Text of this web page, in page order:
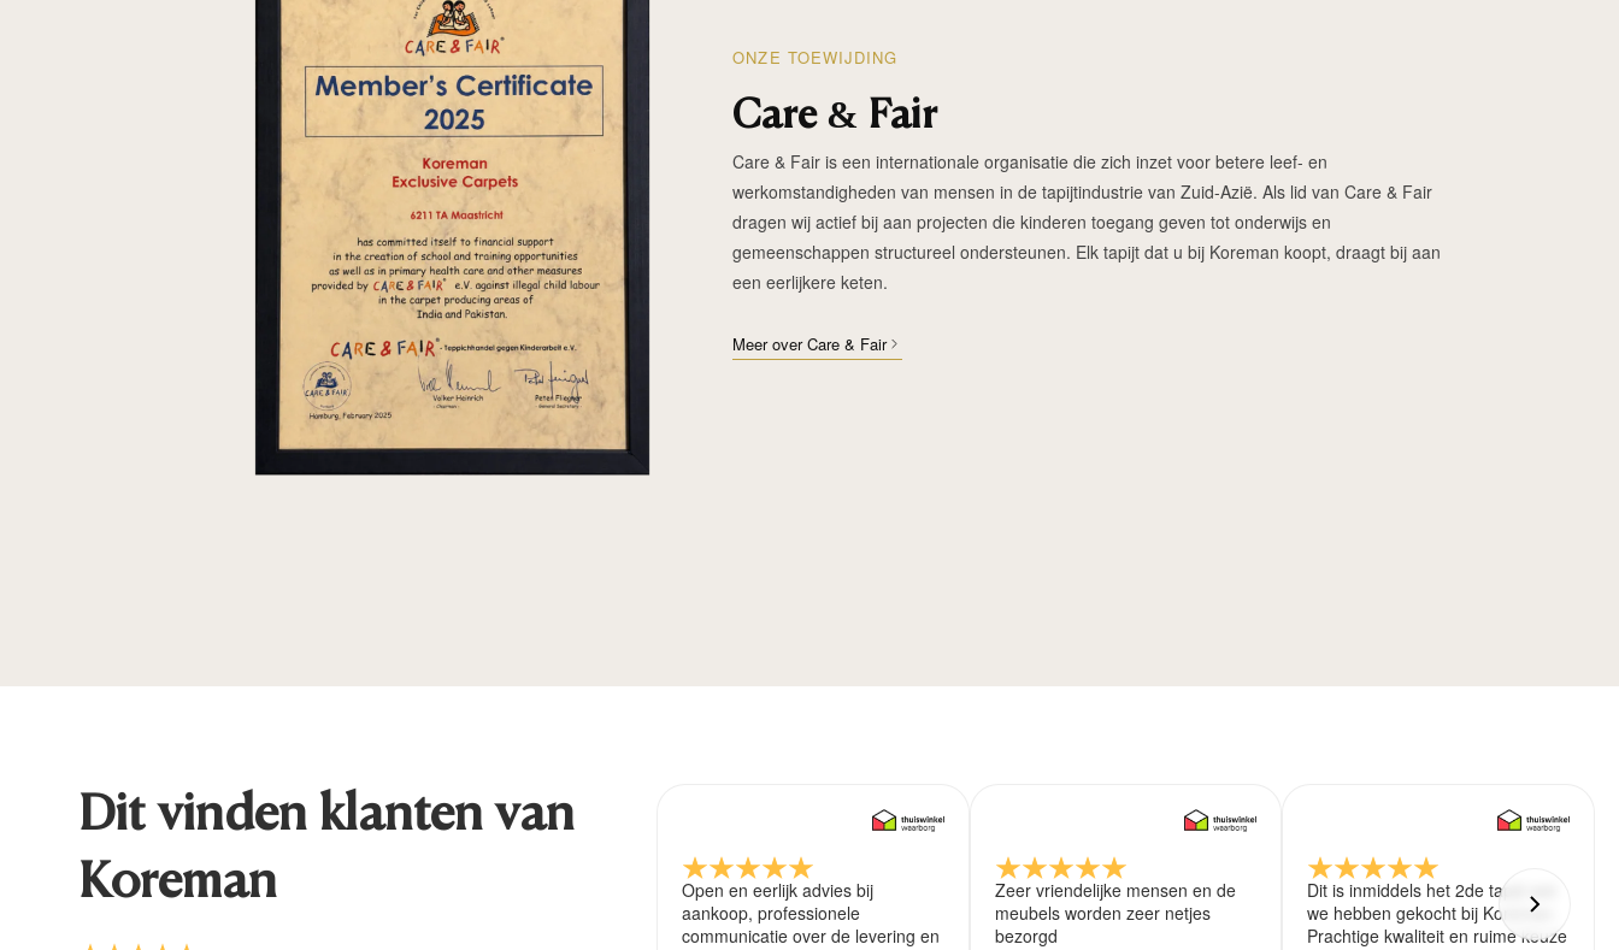
ONZE TOEWIJDING
Care & Fair
Care & Fair is een internationale organisatie die zich inzet voor betere leef- en
werkomstandigheden van mensen in de tapijtindustrie van Zuid-Azië. Als lid van Care & Fair
dragen wij actief bij aan projecten die kinderen toegang geven tot onderwijs en
gemeenschappen structureel ondersteunen. Elk tapijt dat u bij Koreman koopt, draagt bij aan
een eerlijkere keten.
Meer over Care & Fair
Dit vinden klanten van
Koreman
Open en eerlijk advies bij
aankoop, professionele
communicatie over de levering en
Zeer vriendelijke mensen en de
meubels worden zeer netjes
bezorgd
Dit is inmiddels het 2de tapijt wat
we hebben gekocht bij Koreman.
Prachtige kwaliteit en ruime keuze